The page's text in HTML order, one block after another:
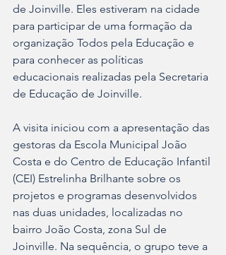
de Joinville. Eles estiveram na cidade
para participar de uma formação da
organização Todos pela Educação e
para conhecer as políticas
educacionais realizadas pela Secretaria
de Educação de Joinville.
A visita iniciou com a apresentação das
gestoras da Escola Municipal João
Costa e do Centro de Educação Infantil
(CEI) Estrelinha Brilhante sobre os
projetos e programas desenvolvidos
nas duas unidades, localizadas no
bairro João Costa, zona Sul de
Joinville. Na sequência, o grupo teve a